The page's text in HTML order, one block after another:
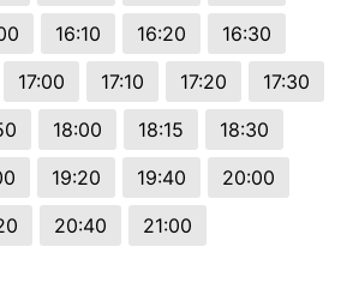
16:10 16:20
16:30
17:00 17:10 17:20
17:30
18:00 18:15
18:30
19:20 19:40
20:00
20:40 21:00